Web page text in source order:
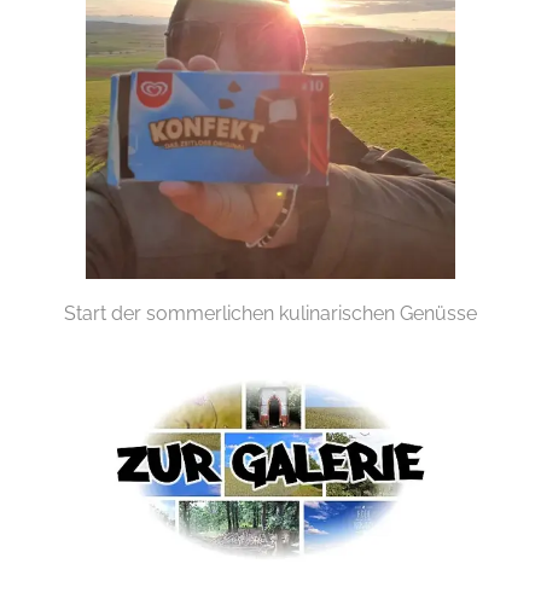
Start der sommerlichen kulinarischen Genüsse